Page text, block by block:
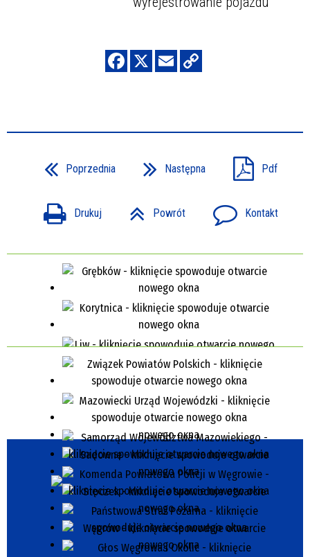
Poprzednia Następna Pdf
Drukuj Powrót Kontakt